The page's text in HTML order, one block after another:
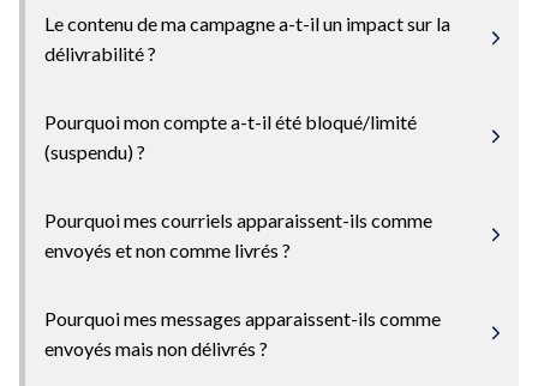
Le contenu de ma campagne a-t-il un impact sur la
délivrabilité ?
Pourquoi mon compte a-t-il été bloqué/limité
(suspendu) ?
Pourquoi mes courriels apparaissent-ils comme
envoyés et non comme livrés ?
Pourquoi mes messages apparaissent-ils comme
envoyés mais non délivrés ?